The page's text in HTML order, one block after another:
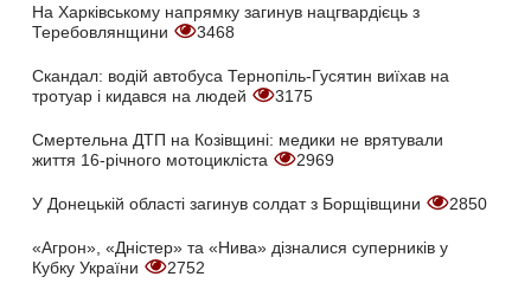
На Харківському напрямку загинув нацгвардієць з
Теребовлянщини
3468
Скандал: водій автобуса Тернопіль-Гусятин виїхав на
тротуар і кидався на людей
3175
Смертельна ДТП на Козівщині: медики не врятували
життя 16-річного мотоцикліста
2969
У Донецькій області загинув солдат з Борщівщини 2850
«Агрон», «Дністер» та «Нива» дізналися суперників у
Кубку України
2752